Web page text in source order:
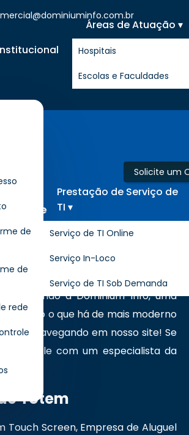
Áreas de Atuação ▾
Hospitais
Escolas e Faculdades
de
de
rede
Prestação de Serviço de
TI ▾
Serviço de TI Online
Serviço In-Loco
Serviço de TI Sob Demanda
Solicite um
Locação de Totem
agregadas em instalação,
vindo a Dominium Info, uma
o que há de mais moderno
navegando em nosso site! Se
e fale com um especialista da
Totem
Screen, Empresa de Aluguel